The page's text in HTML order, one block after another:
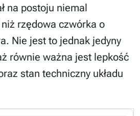
na postoju niemal
rzędowa czwórka o
Nie jest to jednak jedyny
równie ważna jest lepkość
stan techniczny układu